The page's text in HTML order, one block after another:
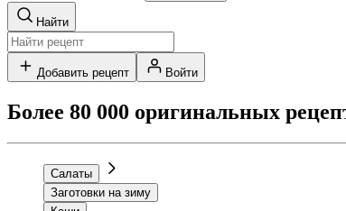
Найти
Добавить рецепт Войти
Более 80 000 оригинальных
Салаты
Заготовки на зиму